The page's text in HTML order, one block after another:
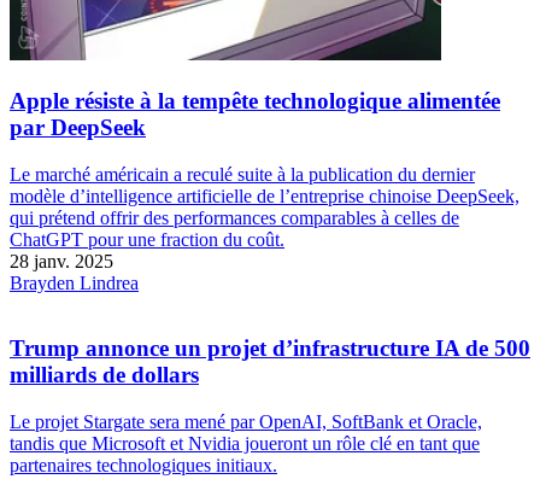
Apple résiste à la tempête technologique alimentée
par DeepSeek
Le marché américain a reculé suite à la publication du dernier
modèle d’intelligence artificielle de l’entreprise chinoise DeepSeek,
qui prétend offrir des performances comparables à celles de
ChatGPT pour une fraction du coût.
28 janv. 2025
Brayden Lindrea
Trump annonce un projet d’infrastructure IA de 500
milliards de dollars
Le projet Stargate sera mené par OpenAI, SoftBank et Oracle,
tandis que Microsoft et Nvidia joueront un rôle clé en tant que
partenaires technologiques initiaux.